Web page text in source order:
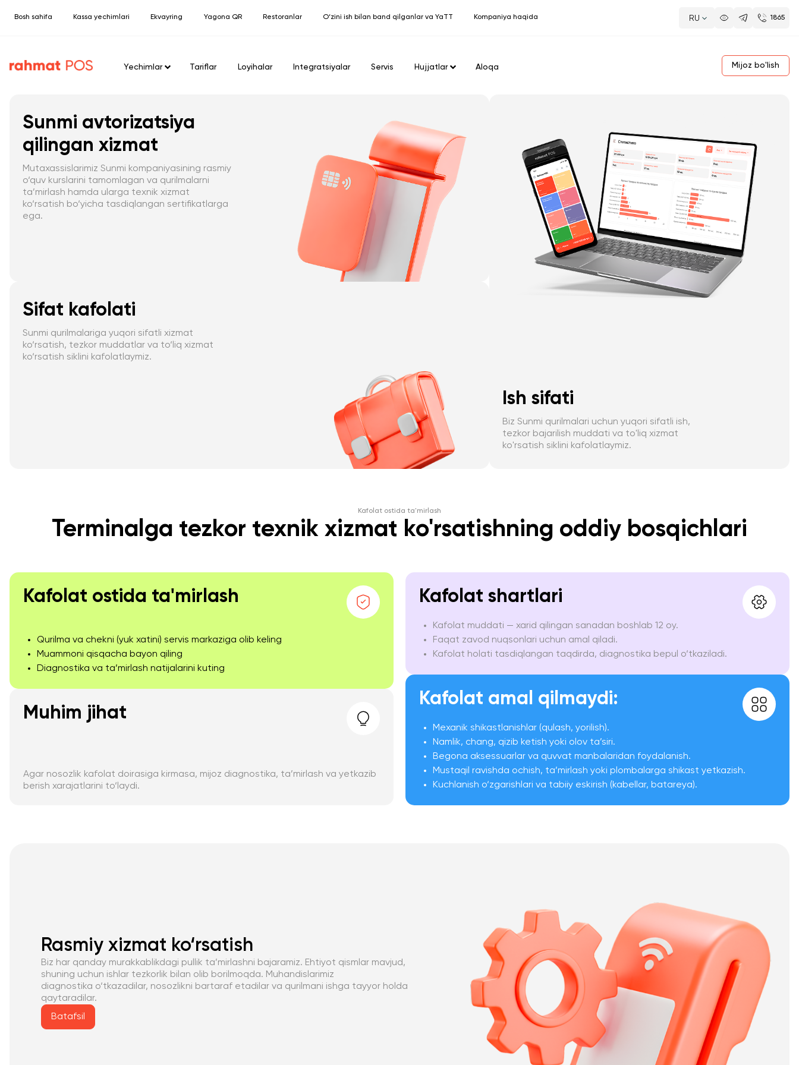
Bosh sahifa Kassa yechimlari Ekvayring Yagona QR Restoranlar O‘zini ish bilan band qilganlar va YaTT Kompaniya haqida RU 1865
Yechimlar Tariflar Loyihalar Integratsiyalar Servis Hujjatlar Aloqa Mijoz bo'lish
Sunmi avtorizatsiya
qilingan xizmat
Mutaxassislarimiz Sunmi kompaniyasining rasmiy
o‘quv kurslarini tamomlagan va qurilmalarni
ta’mirlash hamda ularga texnik xizmat
ko‘rsatish bo‘yicha tasdiqlangan sertifikatlarga
ega.
Sifat kafolati
Sunmi qurilmalariga yuqori sifatli xizmat
ko‘rsatish, tezkor muddatlar va to‘liq xizmat
ko‘rsatish siklini kafolatlaymiz.
Ish sifati
Biz Sunmi qurilmalari uchun yuqori sifatli ish,
tezkor bajarilish muddati va to'liq xizmat
ko'rsatish siklini kafolatlaymiz.
Kafolat ostida ta'mirlash
Terminalga tezkor texnik xizmat ko'rsatishning oddiy bosqichlari
Kafolat ostida ta'mirlash
Qurilma va chekni (yuk xatini) servis markaziga olib keling
Muammoni qisqacha bayon qiling
Diagnostika va ta’mirlash natijalarini kuting
Muhim jihat
Agar nosozlik kafolat doirasiga kirmasa, mijoz diagnostika, ta’mirlash va yetkazib
berish xarajatlarini to‘laydi.
Kafolat shartlari
Kafolat muddati — xarid qilingan sanadan boshlab 12 oy.
Faqat zavod nuqsonlari uchun amal qiladi.
Kafolat holati tasdiqlangan taqdirda, diagnostika bepul o‘tkaziladi.
Kafolat amal qilmaydi:
Mexanik shikastlanishlar (qulash, yorilish).
Namlik, chang, qizib ketish yoki olov ta’siri.
Begona aksessuarlar va quvvat manbalaridan foydalanish.
Mustaqil ravishda ochish, ta’mirlash yoki plombalarga shikast yetkazish.
Kuchlanish o‘zgarishlari va tabiiy eskirish (kabellar, batareya).
Rasmiy xizmat ko‘rsatish
Biz har qanday murakkablikdagi pullik ta’mirlashni bajaramiz. Ehtiyot qismlar mavjud,
shuning uchun ishlar tezkorlik bilan olib borilmoqda. Muhandislarimiz
diagnostika o‘tkazadilar, nosozlikni bartaraf etadilar va qurilmani ishga tayyor holda
qaytaradilar.
Batafsil